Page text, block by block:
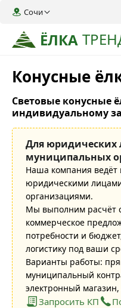
ЁЛКА
Сочи
Конусные
Световые конусные
индивидуальному
Для юридических
муниципальных
Наша компания ведёт
юридическими
организациями.
Мы выполним расчёт
коммерческое
потребности и
логистику под ваши
Варианты работы:
муниципальный
электронный магазин,
Запросить КП